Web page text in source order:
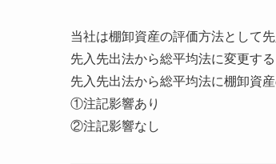
当社は棚卸資産の評価方法として
先入先出法から総平均法に変更す
先入先出法から総平均法に棚卸資
①注記影響あり
②注記影響なし